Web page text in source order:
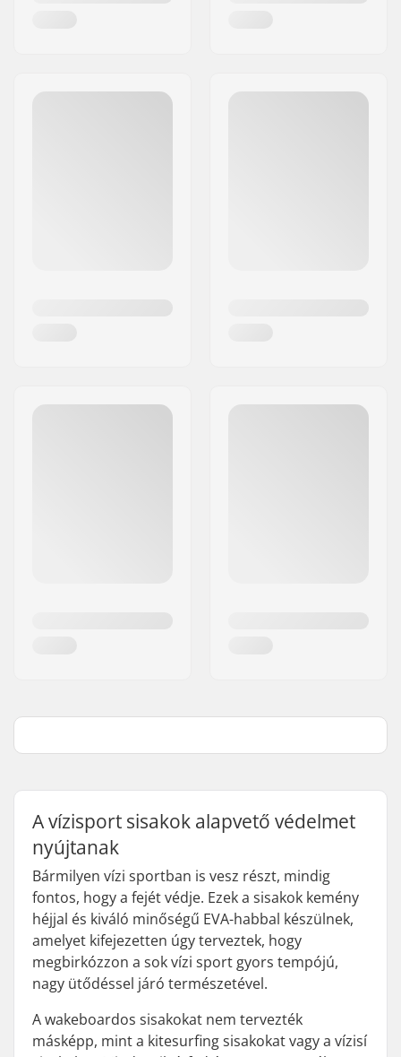
A vízisport sisakok alapvető védelmet
nyújtanak
Bármilyen vízi sportban is vesz részt, mindig
fontos, hogy a fejét védje. Ezek a sisakok kemény
héjjal és kiváló minőségű EVA-habbal készülnek,
amelyet kifejezetten úgy terveztek, hogy
megbirkózzon a sok vízi sport gyors tempójú,
nagy ütődéssel járó természetével.
A wakeboardos sisakokat nem tervezték
másképp, mint a kitesurfing sisakokat vagy a vízisí